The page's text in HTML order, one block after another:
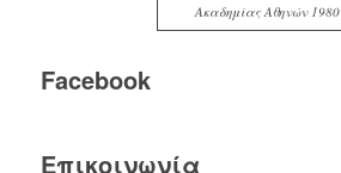
Ακαδημίας Αθηνών 1980
Facebook
Επικοινωνία